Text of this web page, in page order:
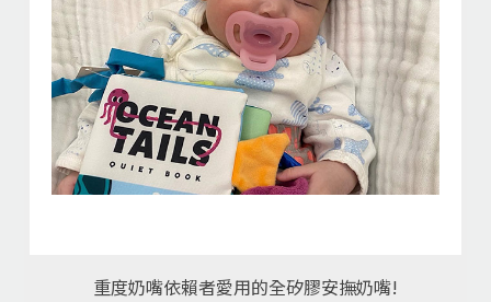
重度奶嘴依賴者愛用的全矽膠安撫奶嘴!